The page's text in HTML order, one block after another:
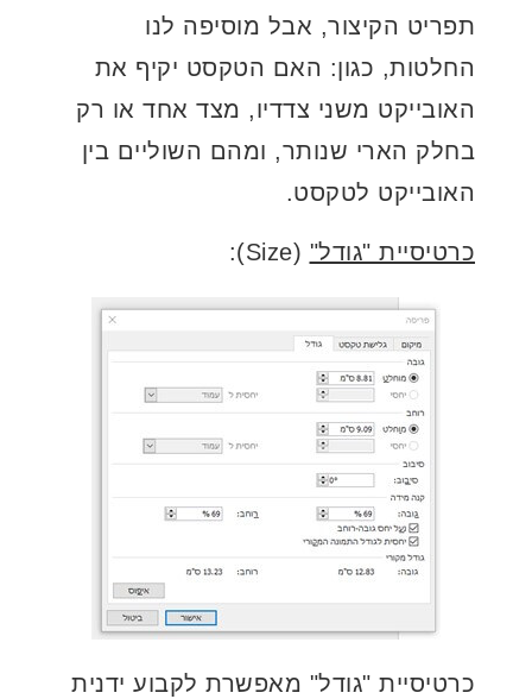
תפריט הקיצור, אבל מוסיפה לנו
החלטות, כגון: האם הטקסט יקיף את
האובייקט משני צדדיו, מצד אחד או רק
בחלק הארי שנותר, ומהם השוליים בין
האובייקט לטקסט.
כרטיסיית "גודל" (Size):
כרטיסיית "גודל" מאפשרת לקבוע ידנית